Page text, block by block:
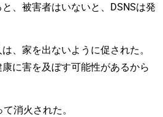
、被害者はいないと、DSNSは発
、家を出ないように促された。
に害を及ぼす可能性があるから
消火された。